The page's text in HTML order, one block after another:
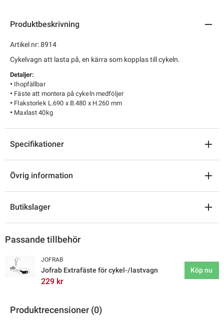
Produktbeskrivning
Artikel nr: 8914
Cykelvagn att lasta på, en kärra som kopplas till cykeln.
Detaljer:
• Ihopfällbar
• Fäste att montera på cykeln medföljer
• Flakstorlek L.690 x B.480 x H.260 mm
• Maxlast 40kg
Specifikationer
Övrig information
Butikslager
Passande tillbehör
JOFRAB
Jofrab Extrafäste för cykel-/lastvagn
229 kr
Köp nu
Produktrecensioner (0)